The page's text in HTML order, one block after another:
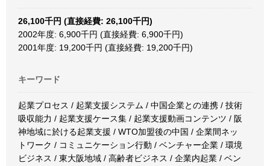
26,100千円 (直接経費: 26,100千円)
2002年度: 6,900千円 (直接経費: 6,900千円)
2001年度: 19,200千円 (直接経費: 19,200千円)
キーワード
起業プロセス / 起業支援システム / 中国企業との連携 / 技術
吸収能力 / 起業支援ケース集 / 起業支援動画コンテンツ / 阪
神地域に於ける起業支援 / WTO加盟後の中国 / 企業間ネッ
トワーク / コミュニケーション行動 / ベンチャー企業 / 環境
ビジネス / 東大阪地域 / 高齢者ビジネス / 企業内起業 / ベン